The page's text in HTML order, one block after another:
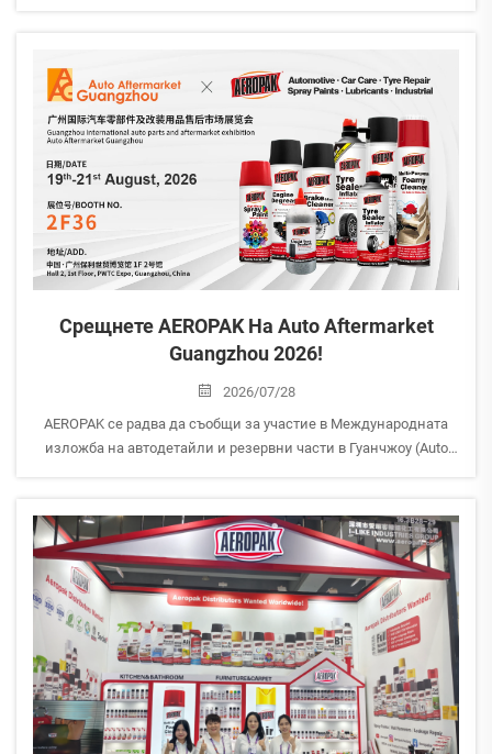
Срещнете AEROPAK На Auto Aftermarket
Guangzhou 2026!
2026/07/28
AEROPAK се радва да съобщи за участие в Международната
изложба на автодетайли и резервни части в Гуанчжоу (Auto
аерозолни решения за грижа за автомобили, домакинства и
сп...